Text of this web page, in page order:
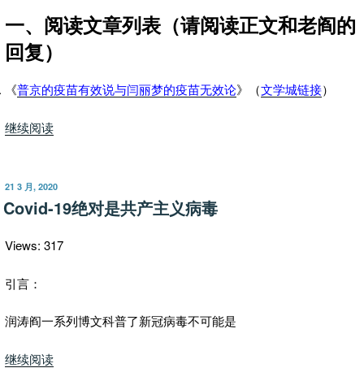
一、阅读文章列表（请阅读正文和老阎的
回复）
《普京的疫苗有效说与闫丽梦的疫苗无效论》（文学城链接）
继续阅读“阎
析
（二）：
京
有
说”
发
布
于
21 3 月, 2020
Covid-19绝对是共产主义病毒
Views: 317
引言：
润涛阎一系列博文科普了新冠病毒不可能是
继续阅读“Covid-